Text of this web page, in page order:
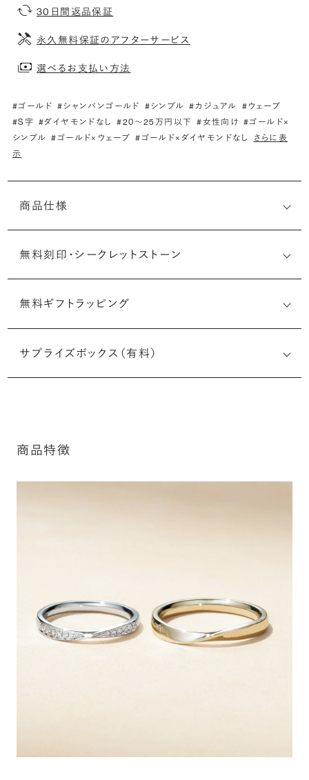
30日間返品保証
永久無料保証のアフターサービス
選べるお支払い方法
#ゴールド #シャンパンゴールド #シンプル #カジュアル #ウェーブ
#S字 #ダイヤモンドなし #20〜25万円以下 #女性向け #ゴールド×
シンプル #ゴールド×ウェーブ #ゴールド×ダイヤモンドなし
さらに表
示
商品仕様
わせください
無料刻印・ シークレットストーン
刻印メッセージ：半角英数字20文字まで刻印可能
ルなメッセージを無料で刻印することができます。注文前だ
けでなく購入後の刻印も、リングに初めて施す初回の刻印
カート画面で、お好みの宝石をお選びください (有料)。
詳しく見る
無料ギフトラッピング
サプライズボックス（有料）
商品特徴